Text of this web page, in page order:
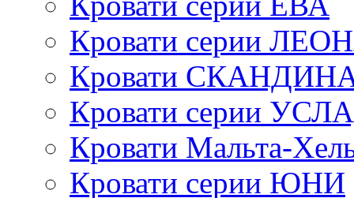
Кровати серии
Кровати
Кровати серии
Кровати Мальта-
Кровати серии ЮНИ